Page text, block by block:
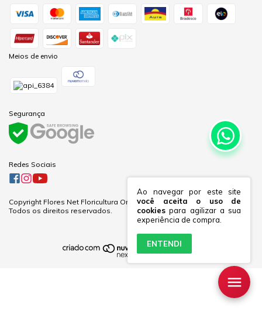
Ao navegar por este site
você aceita o uso de
cookies para agilizar a sua
experiência de compra.
ENTENDI
Meios de envio
Segurança
Redes Sociais
Copyright Flores Net Floricultura Online Ltda - 60281691000170 - 2026.
Todos os direitos reservados.